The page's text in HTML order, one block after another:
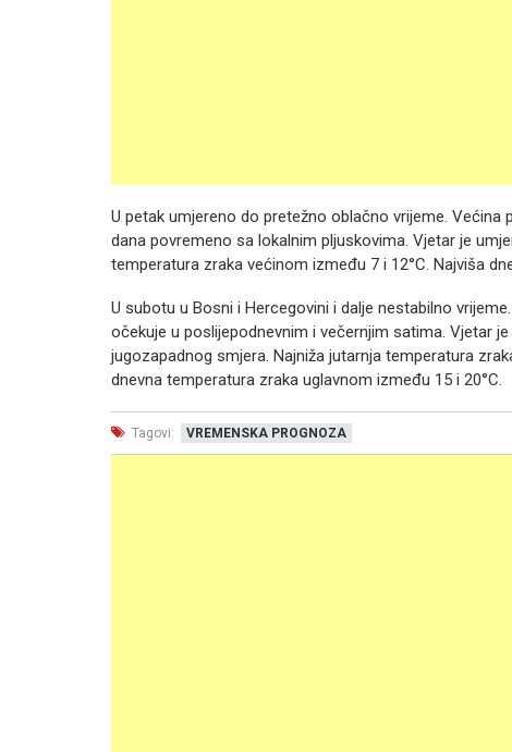
U petak umjereno do pretežno oblačno vrijeme.
dana povremeno sa lokalnim pljuskovima. Vjetar je
temperatura zraka većinom između 7 i 12°C. Najviša
U subotu u Bosni i Hercegovini i dalje nestabilno
očekuje u poslijepodnevnim i večernjim satima. Vjetar
jugozapadnog smjera. Najniža jutarnja temperatura
dnevna temperatura zraka uglavnom između 15 i 20°C.
Tagovi: VREMENSKA PROGNOZA